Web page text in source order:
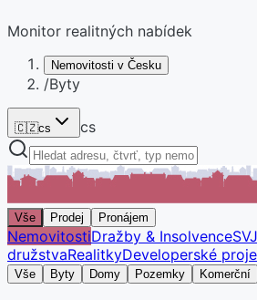
Monitor realitných nabídek
Nemovitosti v Česku
/Byty
🇨🇿cs cs
Vše Prodej Pronájem
NemovitostiDražby & InsolvenceSVJ
družstvaRealitkyDeveloperské
Vše Byty Domy Pozemky Komerční